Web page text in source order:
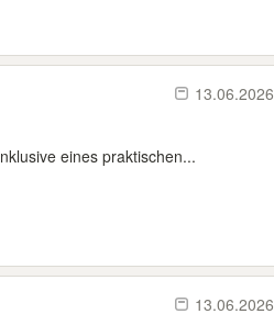
13.06.2026
eines praktischen...
13.06.2026